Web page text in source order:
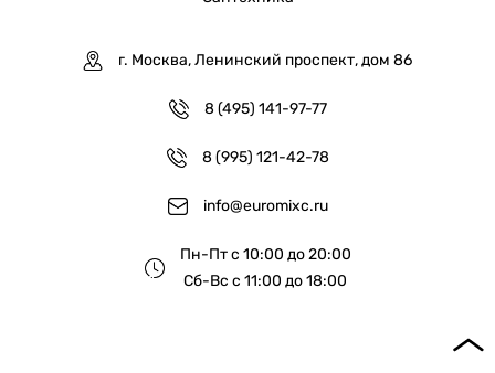
г. Москва, Ленинский проспект, дом 86
8 (495) 141-97-77
8 (995) 121-42-78
info@euromixc.ru
Пн-Пт с 10:00 до 20:00
Сб-Вс с 11:00 до 18:00